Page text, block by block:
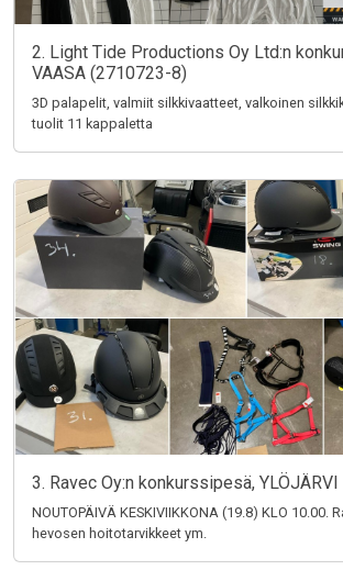
2. Light Tide Productions Oy Ltd:n
VAASA (2710723-8)
3D palapelit, valmiit silkkivaatteet, valkoinen
tuolit 11 kappaletta
3. Ravec Oy:n konkurssipesä,
NOUTOPÄIVÄ KESKIVIIKKONA (19.8) KLO 10.00.
hevosen hoitotarvikkeet ym.